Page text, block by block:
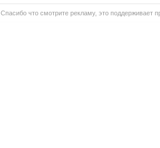
Спасибо что смотрите рекламу, это поддерживает